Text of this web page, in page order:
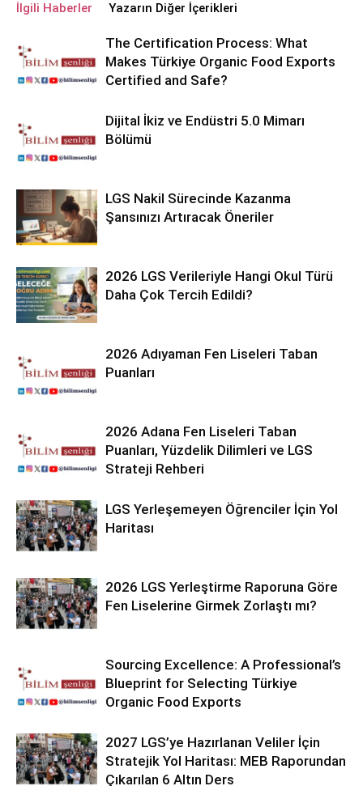
İlgili Haberler Yazarın Diğer İçerikleri
The Certification Process: What
Makes Türkiye Organic Food Exports
Certified and Safe?
Dijital İkiz ve Endüstri 5.0 Mimarı
Bölümü
LGS Nakil Sürecinde Kazanma
Şansınızı Artıracak Öneriler
2026 LGS Verileriyle Hangi Okul Türü
Daha Çok Tercih Edildi?
2026 Adıyaman Fen Liseleri Taban
Puanları
2026 Adana Fen Liseleri Taban
Puanları, Yüzdelik Dilimleri ve LGS
Strateji Rehberi
LGS Yerleşemeyen Öğrenciler İçin Yol
Haritası
2026 LGS Yerleştirme Raporuna Göre
Fen Liselerine Girmek Zorlaştı mı?
Sourcing Excellence: A Professional’s
Blueprint for Selecting Türkiye
Organic Food Exports
2027 LGS’ye Hazırlanan Veliler İçin
Stratejik Yol Haritası: MEB Raporundan
Çıkarılan 6 Altın Ders